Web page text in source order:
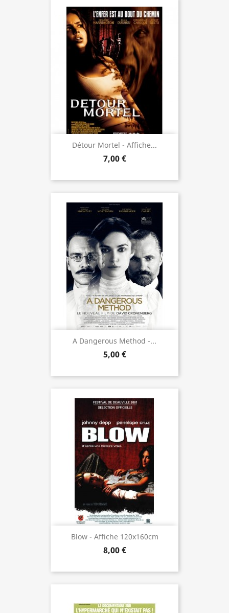
Détour Mortel - Affiche...
7,00 €
A Dangerous Method -...
5,00 €
Blow - Affiche 120x160cm
8,00 €